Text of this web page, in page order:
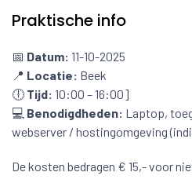
Praktische info
📅 Datum: 11-10-2025
📍 Locatie: Beek
🕕 Tijd: 10:00 – 16:00]
💻 Benodigdheden: Laptop,
webserver / hostingomgeving
De kosten bedragen € 15,- voor